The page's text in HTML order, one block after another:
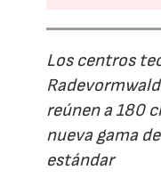
Los centros
reúnen a 180
nueva gama
estándar